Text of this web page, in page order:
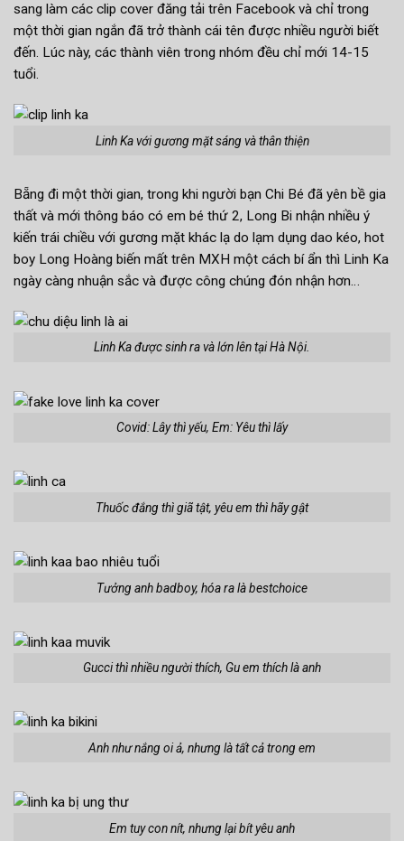
sang làm các clip cover đăng tải trên Facebook và chỉ trong
một thời gian ngắn đã trở thành cái tên được nhiều người biết
đến. Lúc này, các thành viên trong nhóm đều chỉ mới 14-15
tuổi.
Linh Ka với gương mặt sáng và thân thiện
Bẵng đi một thời gian, trong khi người bạn Chi Bé đã yên bề gia
thất và mới thông báo có em bé thứ 2, Long Bi nhận nhiều ý
kiến trái chiều với gương mặt khác lạ do lạm dụng dao kéo, hot
boy Long Hoàng biến mất trên MXH một cách bí ẩn thì Linh Ka
ngày càng nhuận sắc và được công chúng đón nhận hơn…
Linh Ka được sinh ra và lớn lên tại Hà Nội.
Covid: Lây thì yếu, Em: Yêu thì lấy
Thuốc đắng thì giã tật, yêu em thì hãy gật
Tưởng anh badboy, hóa ra là bestchoice
Gucci thì nhiều người thích, Gu em thích là anh
Anh như nắng oi ả, nhưng là tất cả trong em
Em tuy con nít, nhưng lại bít yêu anh